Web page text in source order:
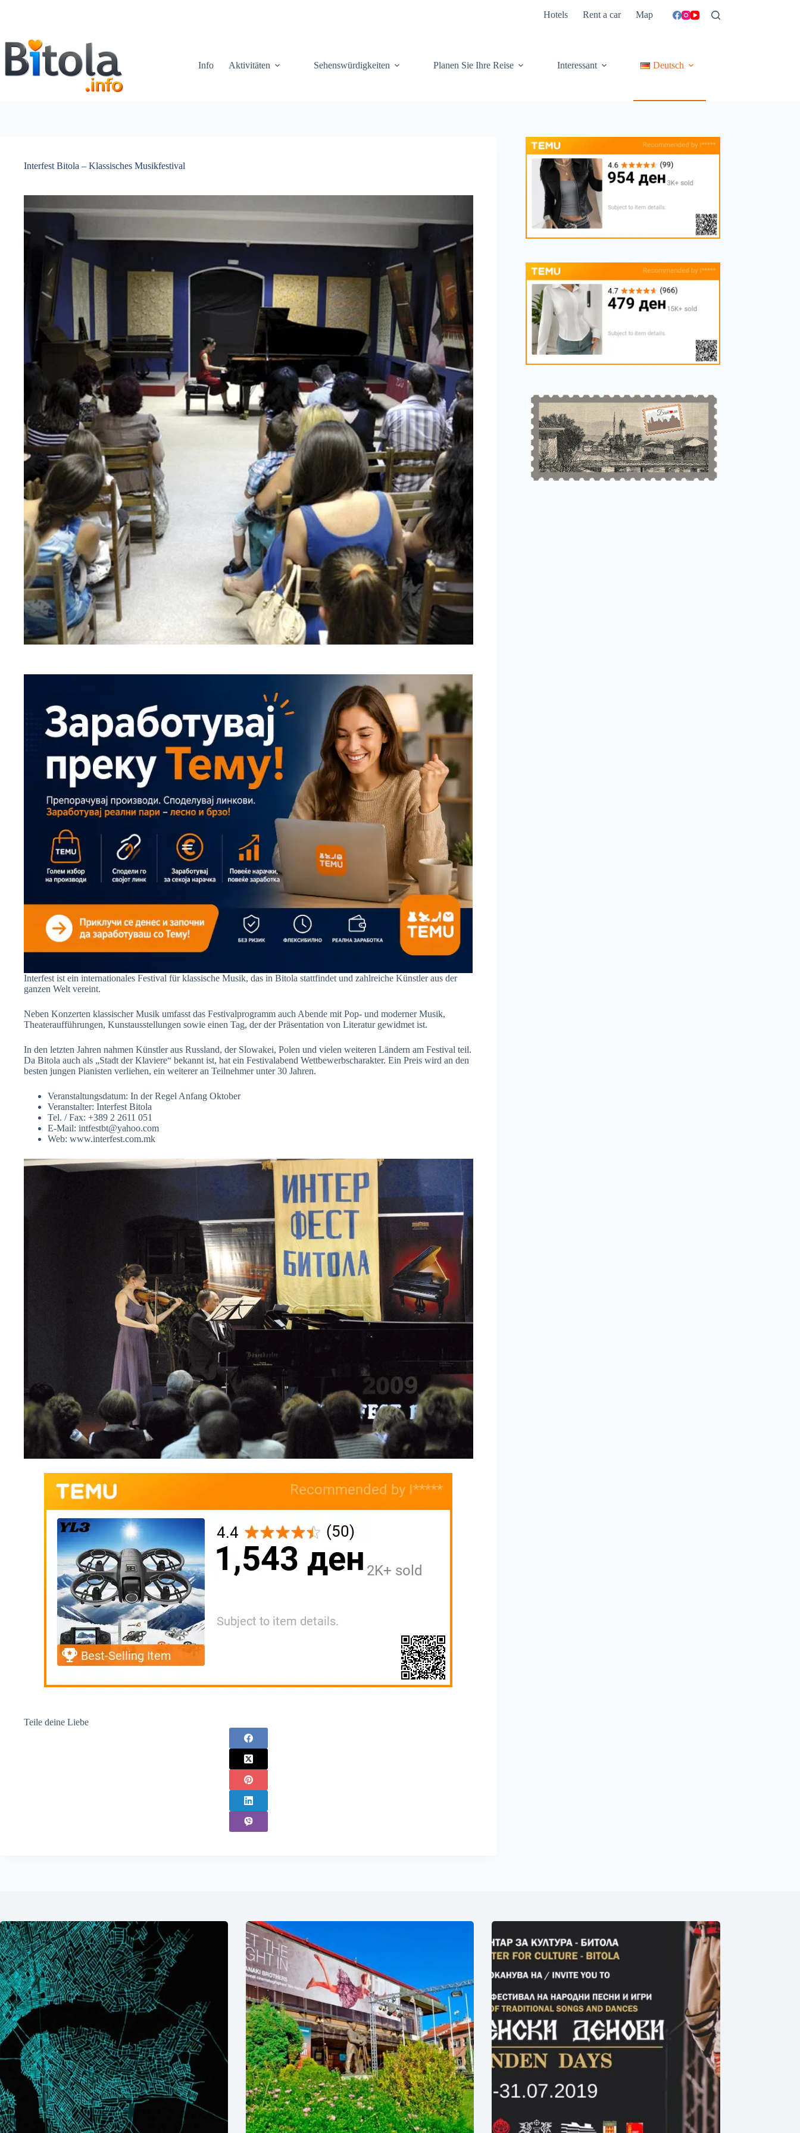
Hotels Rent a car Map
Info Aktivitäten Sehenswürdigkeiten Planen Sie Ihre Reise Interessant Deutsch
Interfest Bitola – Klassisches Musikfestival
Interfest ist ein internationales Festival für klassische Musik, das in Bitola stattfindet und zahlreiche Künstler aus der
ganzen Welt vereint.
Neben Konzerten klassischer Musik umfasst das Festivalprogramm auch Abende mit Pop- und moderner Musik,
Theateraufführungen, Kunstausstellungen sowie einen Tag, der der Präsentation von Literatur gewidmet ist.
In den letzten Jahren nahmen Künstler aus Russland, der Slowakei, Polen und vielen weiteren Ländern am Festival teil.
Da Bitola auch als „Stadt der Klaviere“ bekannt ist, hat ein Festivalabend Wettbewerbscharakter. Ein Preis wird an den
besten jungen Pianisten verliehen, ein weiterer an Teilnehmer unter 30 Jahren.
Veranstaltungsdatum: In der Regel Anfang Oktober
Veranstalter: Interfest Bitola
Tel. / Fax: +389 2 2611 051
E-Mail: intfestbt@yahoo.com
Web: www.interfest.com.mk
Teile deine Liebe